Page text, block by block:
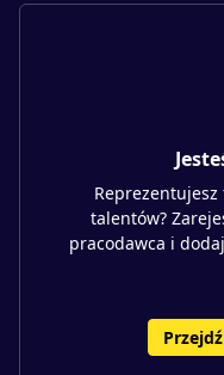
Reprezentujesz
talentów?
pracodawca i